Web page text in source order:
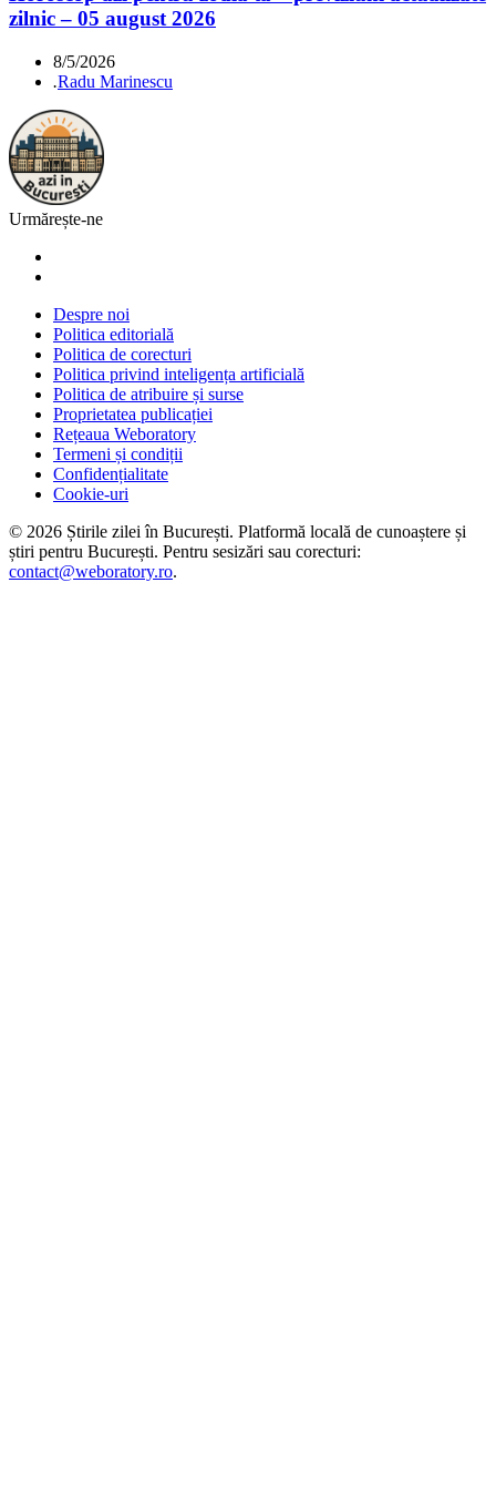
zilnic – 05 august 2026
8/5/2026
.Radu Marinescu
Urmărește-ne
Despre noi
Politica editorială
Politica de corecturi
Politica privind inteligența artificială
Politica de atribuire și surse
Proprietatea publicației
Rețeaua Weboratory
Termeni și condiții
Confidențialitate
Cookie-uri
© 2026 Știrile zilei în București. Platformă locală de cunoaștere și
știri pentru București. Pentru sesizări sau corecturi:
contact@weboratory.ro.